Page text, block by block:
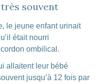
souvent
le jeune enfant urinait
était nourri
ombilical.
allaitent leur bébé
jusqu’à 12 fois par